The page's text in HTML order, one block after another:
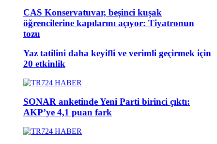
CAS Konservatuvar, beşinci kuşak
öğrencilerine kapılarını açıyor: Tiyatronun
tozu
Yaz tatilini daha keyifli ve verimli geçirmek için
20 etkinlik
SONAR anketinde Yeni Parti birinci çıktı:
AKP’ye 4,1 puan fark